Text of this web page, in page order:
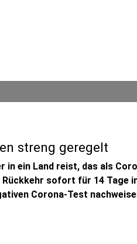
streng geregelt
in ein Land reist, das als
sofort für 14 Tage
Corona-Test